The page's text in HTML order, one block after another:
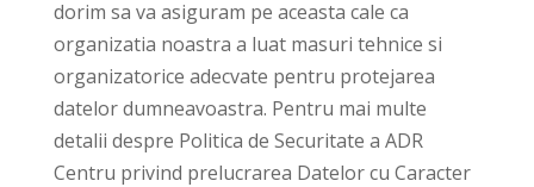
dorim sa va asiguram pe aceasta cale ca
organizatia noastra a luat masuri tehnice si
organizatorice adecvate pentru protejarea
datelor dumneavoastra. Pentru mai multe
detalii despre Politica de Securitate a ADR
Centru privind prelucrarea Datelor cu Caracter